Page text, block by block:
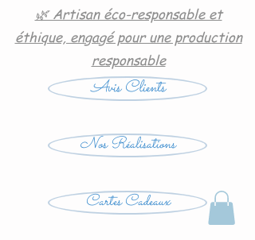
🌿 Artisan éco-responsable et
éthique, engagé pour une production
responsable
Avis Clients
Nos Réalisations
Cartes Cadeaux